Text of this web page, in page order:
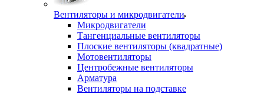
Вентиляторы и микродвигатели
Микродвигатели
Тангенциальные вентиляторы
Плоские вентиляторы (квадратные)
Мотовентиляторы
Центробежные вентиляторы
Арматура
Вентиляторы на подставке